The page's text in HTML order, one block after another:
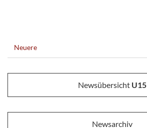
Neuere
Newsübersicht U15
Newsarchiv